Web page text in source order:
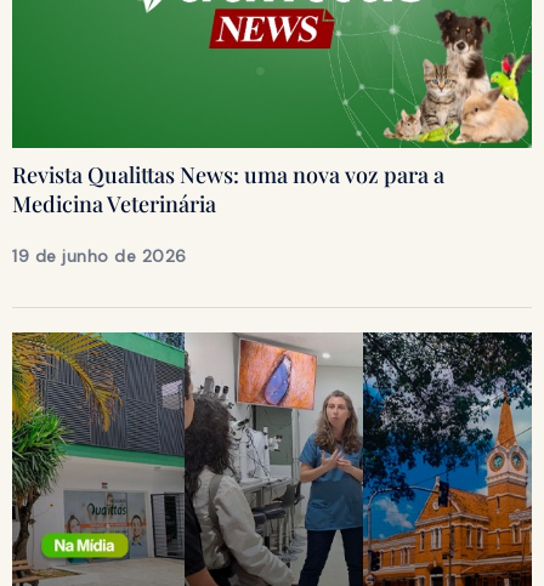
Revista Qualittas News: uma nova voz para a
Medicina Veterinária
19 de junho de 2026